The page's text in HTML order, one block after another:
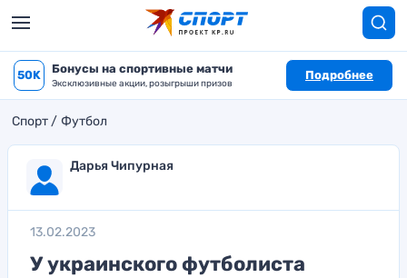
50K Бонусы на спортивные матчи
Эксклюзивные акции, розыгрыши призов
Подробнее
Спорт Футбол
Дарья Чипурная
13.02.2023
У украинского футболиста